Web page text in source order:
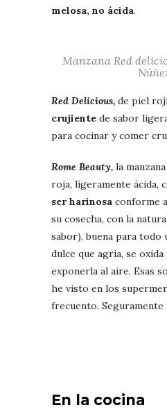
melosa, no ácida.
Manzana Red
Red Delicious, de piel
crujiente de sabor
para cocinar y comer
Rome Beauty, la
roja, ligeramente ácida,
ser harinosa conforme
su cosecha, con la
sabor), buena para todo
dulce que agria, se
exponerla al aire. Esas
he visto en los
frecuento. Seguramente
En la cocina